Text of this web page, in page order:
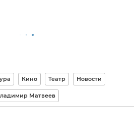
Кино Театр Новости
Матвеев